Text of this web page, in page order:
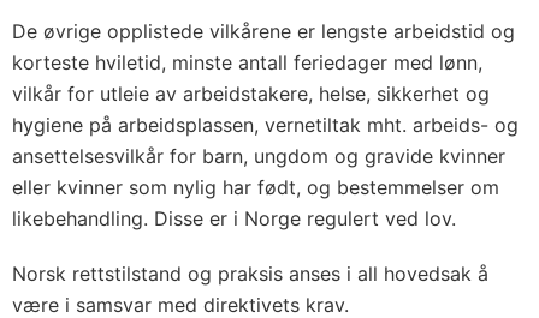
De øvrige opplistede vilkårene er lengste arbeidstid og
korteste hviletid, minste antall feriedager med lønn,
vilkår for utleie av arbeidstakere, helse, sikkerhet og
hygiene på arbeidsplassen, vernetiltak mht. arbeids- og
ansettelsesvilkår for barn, ungdom og gravide kvinner
eller kvinner som nylig har født, og bestemmelser om
likebehandling. Disse er i Norge regulert ved lov.
Norsk rettstilstand og praksis anses i all hovedsak å
være i samsvar med direktivets krav.